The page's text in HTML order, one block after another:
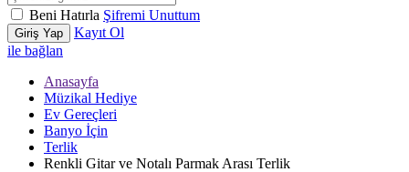
Beni Hatırla Şifremi Unuttum
Giriş Yap
Kayıt Ol
ile bağlan
Anasayfa
Müzikal Hediye
Ev Gereçleri
Banyo İçin
Terlik
Renkli Gitar ve Notalı Parmak Arası Terlik